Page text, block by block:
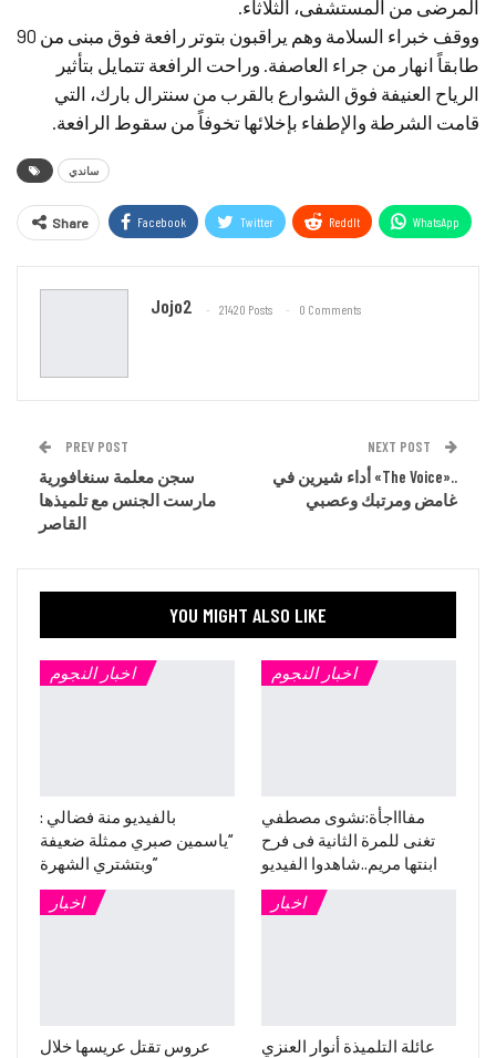
المرضى من المستشفى، الثلاثاء.
ووقف خبراء السلامة وهم يراقبون بتوتر رافعة فوق مبنى من 90
طابقاً انهار من جراء العاصفة. وراحت الرافعة تتمايل بتأثير
الرياح العنيفة فوق الشوارع بالقرب من سنترال بارك، التي
قامت الشرطة والإطفاء بإخلائها تخوفاً من سقوط الرافعة.
ساندي
Share Facebook Twitter ReddIt WhatsApp
Jojo2 21420 Posts 0 Comments
PREV POST
سجن معلمة سنغافورية
مارست الجنس مع تلميذها
القاصر
NEXT POST
أداء شيرين في «The Voice»..
غامض ومرتبك وعصبي
YOU MIGHT ALSO LIKE
اخبار النجوم
بالفيديو منة فضالي :
“ياسمين صبري ممثلة ضعيفة
وبتشتري الشهرة”
اخبار النجوم
مفاااجأة:نشوى مصطفي
تغنى للمرة الثانية فى فرح
ابنتها مريم..شاهدوا الفيديو
اخبار
عروس تقتل عريسها خلال
اخبار
عائلة التلميذة أنوار العنزي